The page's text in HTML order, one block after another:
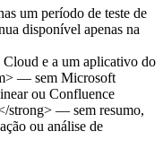
um período de teste de
disponível apenas na
Cloud e a um aplicativo do
— sem Microsoft
ou Confluence
strong> — sem resumo,
ou análise de